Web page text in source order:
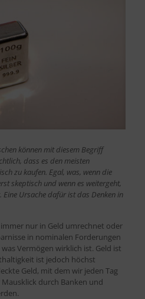
können mit diesem Begriff
dass es den meisten
zu kaufen. Egal, was, wenn die
skeptisch und wenn es weitergeht,
Eine Ursache dafür ist das Denken in
nur in Geld umrechnet oder
in nominalen Forderungen
Vermögen wirklich ist. Geld ist
ist jedoch höchst
Geld, mit dem wir jeden Tag
durch Banken und